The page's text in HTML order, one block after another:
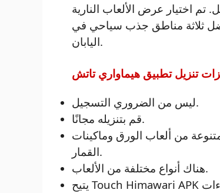
تم اختيار عرض الألعاب النارية
ثلاثة مناطق جذب سياحي في
اليابان.
تنزيل تطبيق هيماواري تاتش
ليس من الضروري التسجيل.
قم بتنزيله مجانًا.
من ألعاب الورق وماكينات
القمار.
هناك أنواع مختلفة من الألعاب.